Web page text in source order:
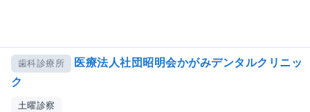
歯科診療所
医療法人社団昭明会かがみデンタルクリニッ
ク
土曜診察